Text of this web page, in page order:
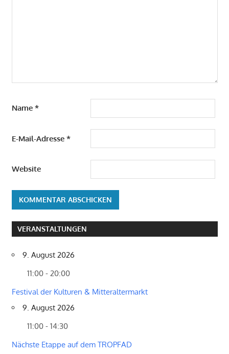
Name *
E-Mail-Adresse *
Website
VERANSTALTUNGEN
9. August 2026
11:00 - 20:00
Festival der Kulturen & Mitteraltermarkt
9. August 2026
11:00 - 14:30
Nächste Etappe auf dem TROPFAD